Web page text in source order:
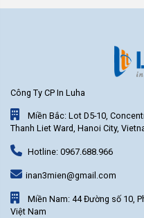
Công Ty CP In Luha
Miền Bắc: Lot D5-10,
Thanh Liet Ward, Hanoi City,
Hotline: 0967.688.966
inan3mien@gmail.com
Miền Nam: 44 Đường số 10,
Việt Nam